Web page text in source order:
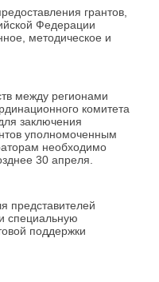
грантов,
Федерации
методическое и
между регионами
комитета
заключения
уполномоченным
необходимо
30 апреля.
представителей
специальную
поддержки